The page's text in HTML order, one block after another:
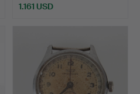
1.161 USD